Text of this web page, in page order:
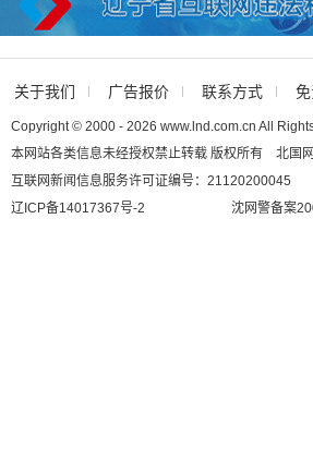
关于我们 广告报价 联系方式
Copyright © 2000 - 2026 www.lnd.com.cn All
本网站各类信息未经授权禁止转载 版权所有 北国网
互联网新闻信息服务许可证编号：21120200045
辽ICP备14017367号-2
沈网警备案